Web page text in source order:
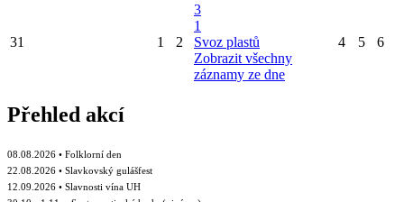
31 1 2
3
1
Svoz plastů
Zobrazit všechny
záznamy ze dne
4 5 6
Přehled akcí
08.08.2026 • Folklorní den
22.08.2026 • Slavkovský gulášfest
12.09.2026 • Slavnosti vína UH